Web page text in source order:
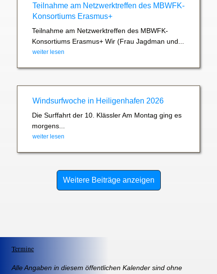
Teilnahme am Netzwerktreffen des MBWFK-
Konsortiums Erasmus+
Teilnahme am Netzwerktreffen des MBWFK-
Konsortiums Erasmus+ Wir (Frau Jagdman und...
weiter lesen
Windsurfwoche in Heiligenhafen 2026
Die Surffahrt der 10. Klässler Am Montag ging es
morgens...
weiter lesen
Weitere Beiträge anzeigen
Termine
Alle Angaben in diesem öffentlichen Kalender sind ohne